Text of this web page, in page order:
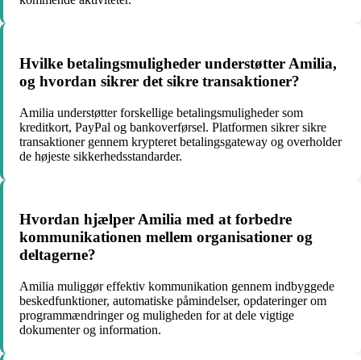
Hvilke betalingsmuligheder understøtter Amilia,
og hvordan sikrer det sikre transaktioner?
Amilia understøtter forskellige betalingsmuligheder som
kreditkort, PayPal og bankoverførsel. Platformen sikrer sikre
transaktioner gennem krypteret betalingsgateway og overholder
de højeste sikkerhedsstandarder.
Hvordan hjælper Amilia med at forbedre
kommunikationen mellem organisationer og
deltagerne?
Amilia muliggør effektiv kommunikation gennem indbyggede
beskedfunktioner, automatiske påmindelser, opdateringer om
programmændringer og muligheden for at dele vigtige
dokumenter og information.